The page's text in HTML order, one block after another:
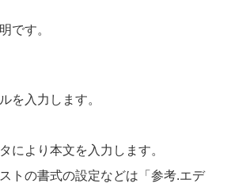
です。
を入力します。
により本文を入力します。
トの書式の設定などは「参考.エデ